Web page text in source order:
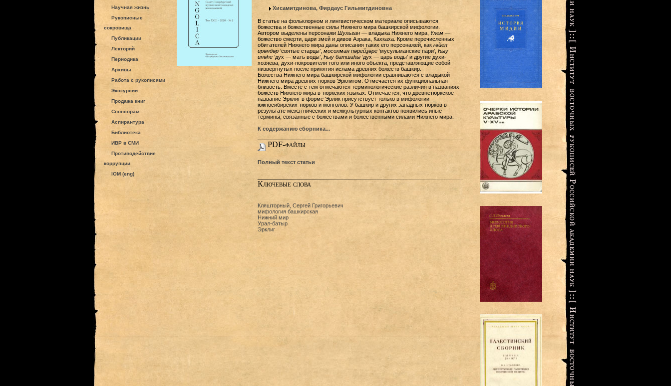
Научная жизнь
Рукописные
сокровища
Публикации
Лекторий
Периодика
Архивы
Работа с рукописями
Экскурсии
Продажа книг
Спонсорам
Аспирантура
Библиотека
ИВР в СМИ
Противодействие
коррупции
IOM (eng)
Хисамитдинова, Фирдаус Гильмитдиновна
В статье на фольклорном и лингвистическом материале описываются
божества и божественные силы Нижнего мира башкирской мифологии.
Автором выделены персонажи Шульган — владыка Нижнего мира, Үлем —
божество смерти, цари змей и дивов Азрака, Кахкаха. Кроме перечисленных
обитателей Нижнего мира даны описания таких его персонажей, как ғәйеп
ирәндәр‘святые старцы’, мосолман пәрейҙәре‘мусульманские пари’, Һыу
инәһе‘дух — мать воды’, Һыу батшаһы‘дух — царь воды’ и другие духи-
хозяева, духи-покровители того или иного объекта, представляющие собой
низвергнутых после принятия ислама древних божеств башкир.
Божества Нижнего мира башкирской мифологии сравниваются с владыкой
Нижнего мира древних тюрков Эрклигом. Отмечается их функциональная
близость. Вместе с тем отмечаются терминологические различия в названиях
божеств Нижнего мира в тюркских языках. Отмечается, что древнетюркское
название Эрклиг в форме Эрлик присутствует только в мифологии
южносибирских тюрков и монголов. У башкир и других западных тюрков в
результате межэтнических и межкультурных контактов появились иные
термины, связанные с божествами и божественными силами Нижнего мира.
К содержанию сборника...
PDF-файлы
Полный текст статьи
Ключевые слова
Кляшторный, Сергей Григорьевич
мифология башкирская
Нижний мир
Урал-батыр
Эрклиг